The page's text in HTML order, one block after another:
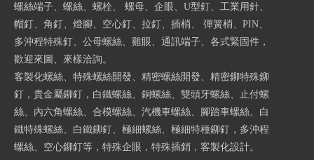
螺絲端子、螺絲、螺栓、 螺母、企眼、U型釘、工業用針、
帽釘、角釘、燈腳、空心釘、拉釘、插梢、 彈簧梢、PIN、
多沖程特殊釘、公母螺絲、雞眼、通訊端子、各式緊固件，
歡迎來圖、來樣洽詢。
客製化螺絲、特殊螺絲開發、精密螺絲開發、精密鉚特殊鉚
釘，貴金屬鉚釘，白鐵螺絲、銅螺絲、雙頭牙螺絲、止付螺
絲、內六角螺絲、合模螺絲、汽機車螺絲、腳踏車螺絲、白
鐵特殊螺絲、白鐵鉚釘、極細螺絲、極細特種鉚釘，多沖程
螺絲、空心鉚釘等，特殊企眼，特殊插銷，客製化設計。